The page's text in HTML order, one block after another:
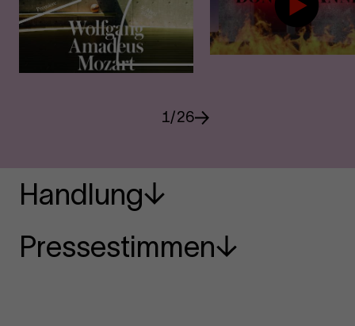
1/26
Handlung
Pressestimmen